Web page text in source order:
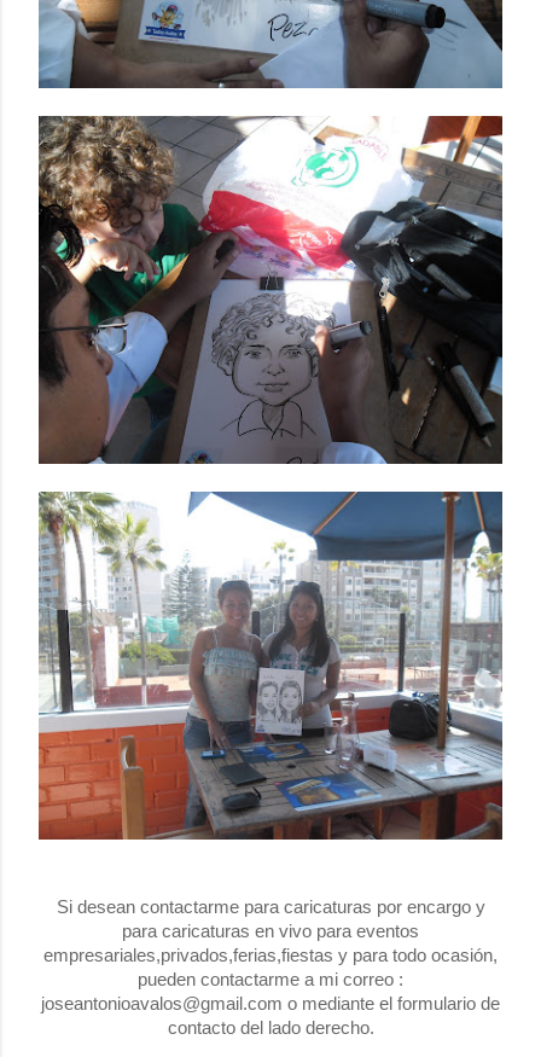
Si desean contactarme para caricaturas por encargo y
para caricaturas en vivo para eventos
empresariales,privados,ferias,fiestas y para todo ocasión,
pueden contactarme a mi correo :
joseantonioavalos@gmail.com o mediante el formulario de
contacto del lado derecho.